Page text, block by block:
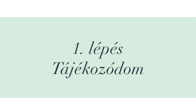
1. lépés
Tájékozódom